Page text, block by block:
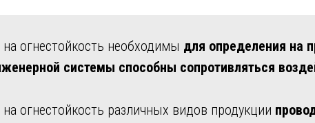
огнестойкость необходимы для определения на
системы способны сопротивляться
огнестойкость различных видов продукции